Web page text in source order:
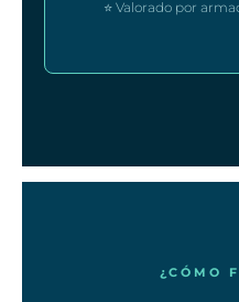
⭐ Valorado por
¿CÓMO